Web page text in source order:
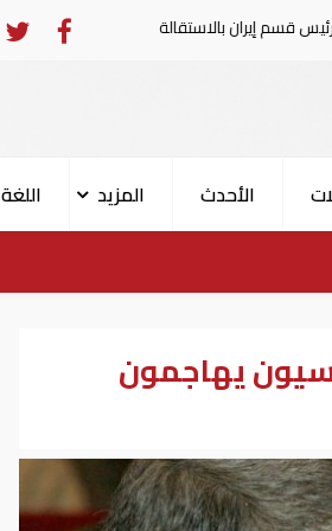
السعودية تعلن إصابة 11 مدنيا في هجوم حوثي على نجران
الأحدث المزيد
اللغة
يهاجمون